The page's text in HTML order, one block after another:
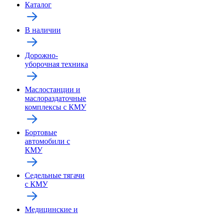
Каталог
В наличии
Дорожно-
уборочная техника
Маслостанции и
маслораздаточные
комплексы с КМУ
Бортовые
автомобили с
КМУ
Седельные тягачи
с КМУ
Медицинские и